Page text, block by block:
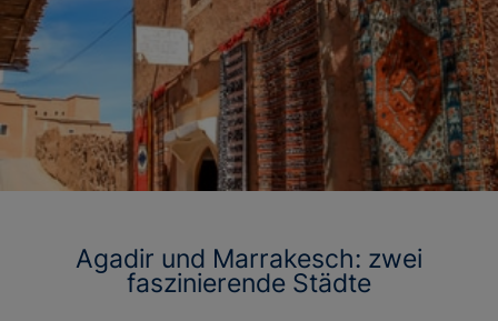
Agadir und Marrakesch: zwei
faszinierende Städte